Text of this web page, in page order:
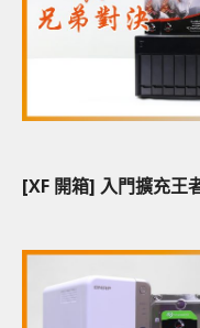
[XF 開箱] 入門擴充王